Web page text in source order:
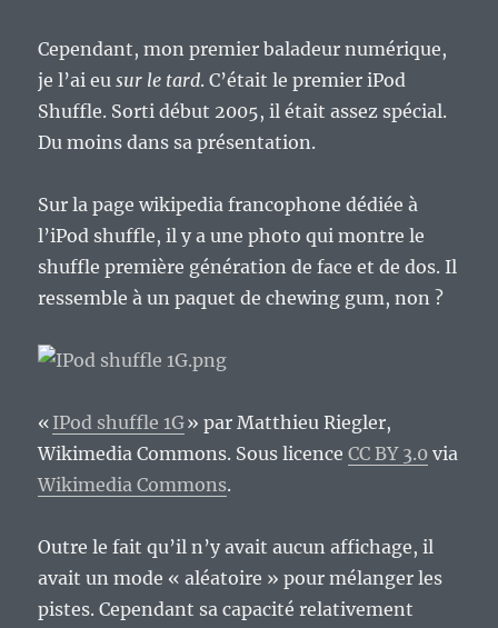
Cependant, mon premier baladeur numérique,
je l’ai eusur le tard. C’était le premier iPod
Shuffle. Sorti début 2005, il était assez spécial.
Du moins dans sa présentation.
Sur la page wikipedia francophone dédiée à
l’iPod shuffle, il y a une photo qui montre le
shuffle première génération de face et de dos. Il
ressemble à un paquet de chewing gum, non ?
« IPod shuffle 1G» par Matthieu Riegler,
Wikimedia Commons. Sous licenceCC BY 3.0 via
Wikimedia Commons.
Outre le fait qu’il n’y avait aucun affichage, il
avait un mode « aléatoire » pour mélanger les
pistes. Cependant sa capacité relativement